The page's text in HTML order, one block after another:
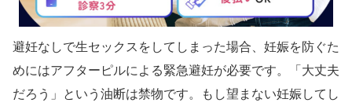
避妊なしで生セックスをしてしまった場合、妊娠を防ぐた
めにはアフターピルによる緊急避妊が必要です。「大丈夫
だろう」という油断は禁物です。もし望まない妊娠してし